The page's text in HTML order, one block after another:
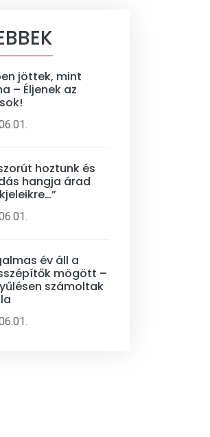
jöttek, mint
– Éljenek az
hoztunk és
hangja árad
év áll a
mögött –
számoltak